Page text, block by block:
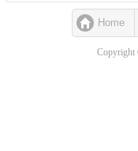
Home
Copyright